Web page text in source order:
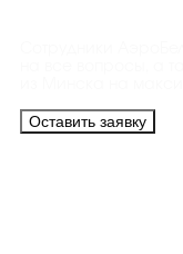
Оставить заявку